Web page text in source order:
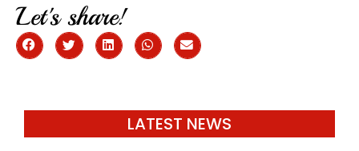
Let's share!
LATEST NEWS